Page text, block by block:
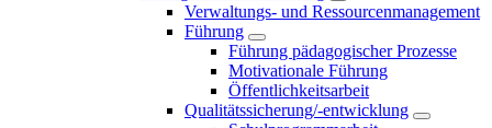
Verwaltungs- und Ressourcenmanagement
Führung
Führung pädagogischer Prozesse
Motivationale Führung
Öffentlichkeitsarbeit
Qualitätssicherung/-entwicklung